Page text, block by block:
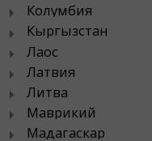
Колумбия
Кыргызстан
Лаос
Латвия
Литва
Маврикий
Мадагаскар